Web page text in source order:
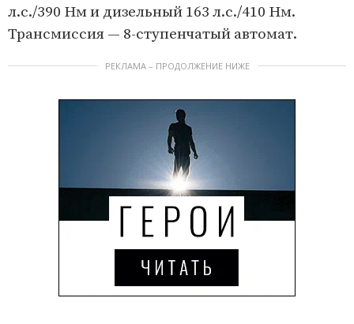
л.с./390 Нм и дизельный 163 л.с./410 Нм.
Трансмиссия — 8-ступенчатый автомат.
РЕКЛАМА – ПРОДОЛЖЕНИЕ НИЖЕ